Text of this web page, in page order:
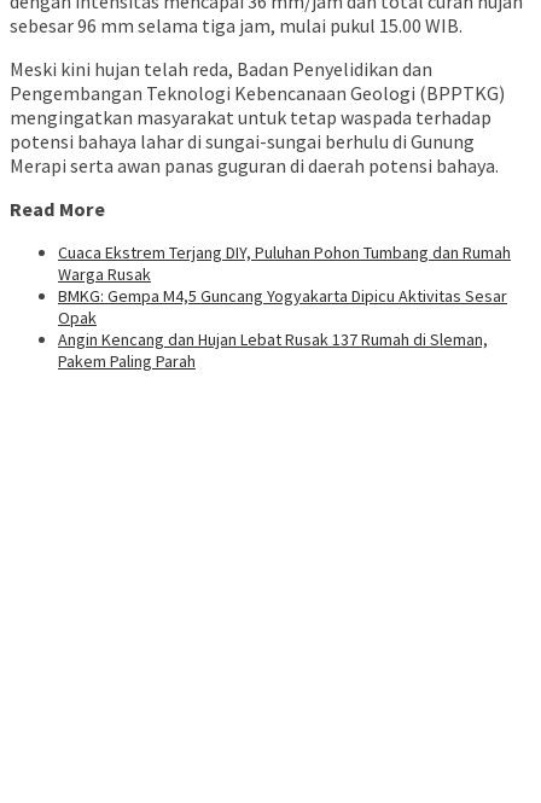
sebesar 96 mm selama tiga jam, mulai pukul 15.00 WIB.
Meski kini hujan telah reda, Badan Penyelidikan dan
Pengembangan Teknologi Kebencanaan Geologi (BPPTKG)
mengingatkan masyarakat untuk tetap waspada terhadap
potensi bahaya lahar di sungai-sungai berhulu di Gunung
Merapi serta awan panas guguran di daerah potensi bahaya.
Read More
Cuaca Ekstrem Terjang DIY, Puluhan Pohon Tumbang dan Rumah
Warga Rusak
BMKG: Gempa M4,5 Guncang Yogyakarta Dipicu Aktivitas Sesar
Opak
Angin Kencang dan Hujan Lebat Rusak 137 Rumah di Sleman,
Pakem Paling Parah